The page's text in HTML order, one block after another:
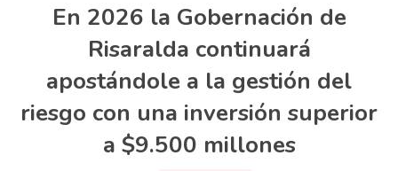
En 2026 la Gobernación de
Risaralda continuará
apostándole a la gestión del
riesgo con una inversión superior
a $9.500 millones